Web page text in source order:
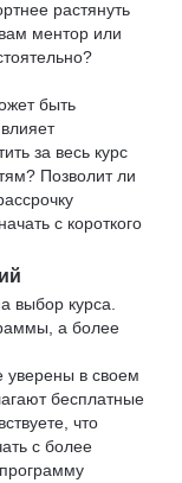
растянуть
ментор или
быть
за весь курс
Позволит ли
с короткого
выбор курса.
а более
уверены в своем
бесплатные
что
с более